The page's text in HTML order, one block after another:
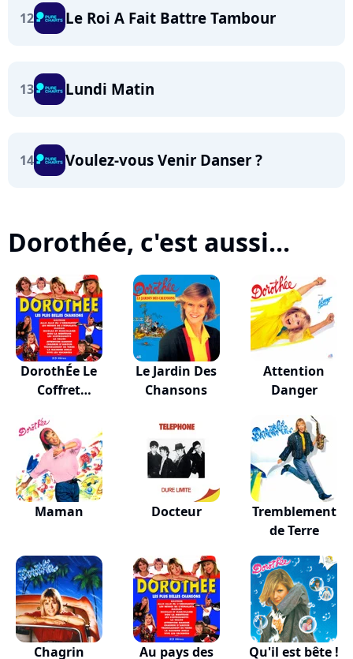
12 Le Roi A Fait Battre Tambour
13 Lundi Matin
14 Voulez-vous Venir Danser ?
Dorothée, c'est aussi...
DorothÉe Le
Coffret
Le Jardin Des
Chansons
Attention
Danger
Maman Docteur
Tremblement
de Terre
Chagrin Au pays des Qu'il est bête !